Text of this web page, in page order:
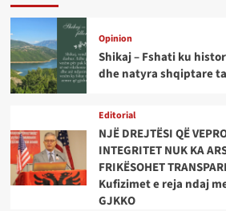
Opinion
Shikaj – Fshati ku
dhe natyra shqiptare
Editorial
NJË DREJTËSI QË
INTEGRITET NUK KA
FRIKËSOHET
Kufizimet e reja ndaj
GJKKO